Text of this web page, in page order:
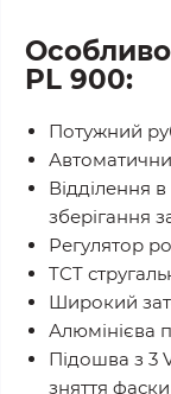
PL 900:
Потужний
Відділення
зберігання
Регулятор
TCT
Широкий
Алюмінієва
Підошва з 3
зняття фаски